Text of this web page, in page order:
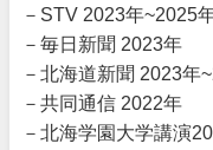
－STV 2023年~2025
－毎日新聞 2023年
－北海道新聞 2023年
－共同通信 2022年
－北海学園大学講演